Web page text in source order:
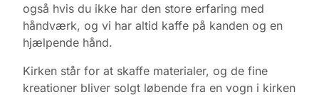
også hvis du ikke har den store erfaring med
håndværk, og vi har altid kaffe på kanden og en
hjælpende hånd.
Kirken står for at skaffe materialer, og de fine
kreationer bliver solgt løbende fra en vogn i kirken